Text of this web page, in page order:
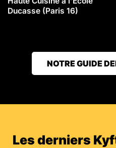
Ducasse (Paris 16)
NOTRE GUIDE
Les derniers